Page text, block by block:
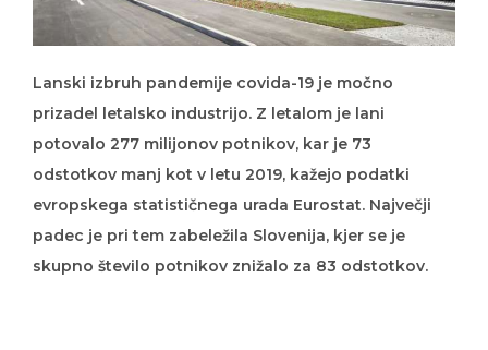
Lanski izbruh pandemije covida-19 je močno
prizadel letalsko industrijo. Z letalom je lani
potovalo 277 milijonov potnikov, kar je 73
odstotkov manj kot v letu 2019, kažejo podatki
evropskega statističnega urada Eurostat. Največji
padec je pri tem zabeležila Slovenija, kjer se je
skupno število potnikov znižalo za 83 odstotkov.